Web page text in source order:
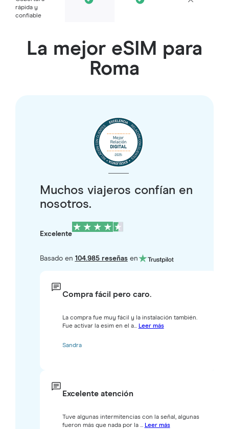
rápida y
confiable
La mejor eSIM para
Roma
Muchos viajeros confían en
nosotros.
Excelente
Basado en 104.985 reseñasen
Compra fácil pero caro.
La compra fue muy fácil y la instalación también.
Fue activar la esim en el a... Leer más
Sandra
Excelente atención
Tuve algunas intermitencias con la señal, algunas
fueron más que nada por la ... Leer más